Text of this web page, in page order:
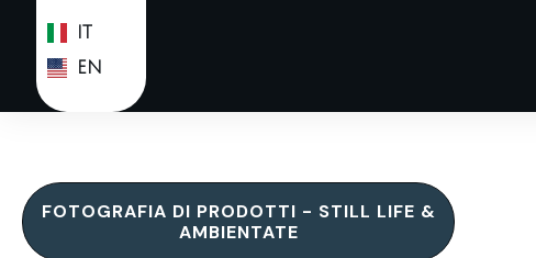
IT
EN
FOTOGRAFIA DI PRODOTTI - STILL LIFE &
AMBIENTATE